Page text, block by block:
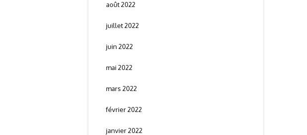
août 2022
juillet 2022
juin 2022
mai 2022
mars 2022
février 2022
janvier 2022